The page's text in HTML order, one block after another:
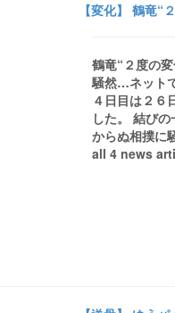
【変化】 鶴竜
鶴竜“２度の
騒然…ネット
４日目は２６
した。 結び
からぬ相撲に
all 4 news